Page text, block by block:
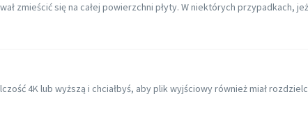
zmieścić się na całej powierzchni płyty. W niektórych przypadkach,
4K lub wyższą i chciałbyś, aby plik wyjściowy również miał